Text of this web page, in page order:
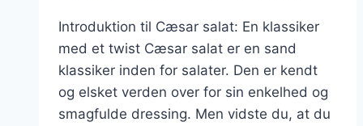
Introduktion til Cæsar salat: En klassiker
med et twist Cæsar salat er en sand
klassiker inden for salater. Den er kendt
og elsket verden over for sin enkelhed og
smagfulde dressing. Men vidste du, at du